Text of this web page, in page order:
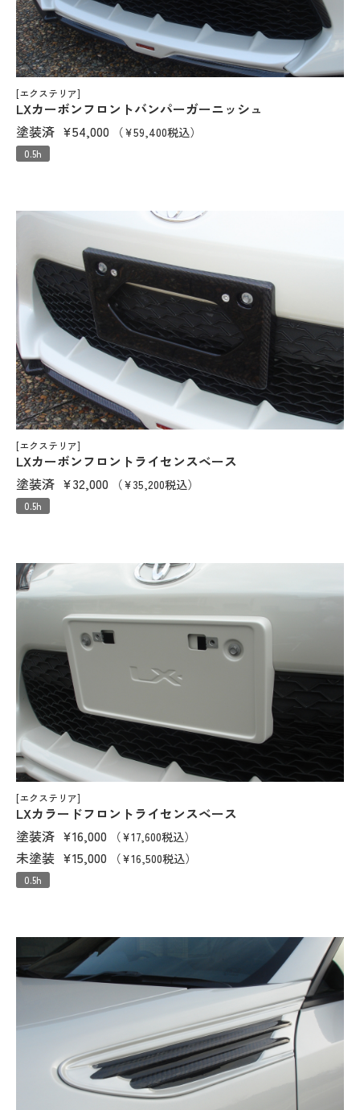
[エクステリア]
LXカーボンフロントバンパーガーニッシュ
塗装済 ¥54,000 （¥59,400税込）
0.5h
[エクステリア]
LXカーボンフロントライセンスベース
塗装済 ¥32,000 （¥35,200税込）
0.5h
[エクステリア]
LXカラードフロントライセンスベース
塗装済 ¥16,000 （¥17,600税込）
未塗装 ¥15,000 （¥16,500税込）
0.5h